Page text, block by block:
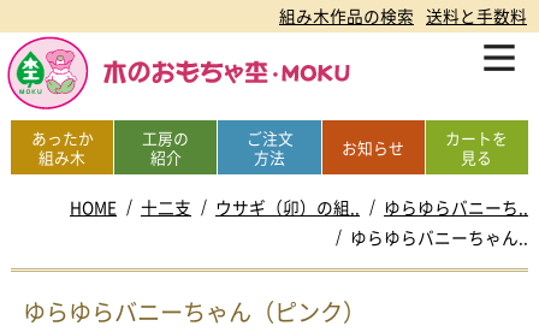
組み木作品の検索 送料と手数料
あったか
組み木
工房の
紹介
ご注文
方法
お知らせ
カートを
見る
HOME 十二支 ウサギ（卯）の組..
ゆらゆらバニーち..
ゆらゆらバニーちゃん..
ゆらゆらバニーちゃん（ピンク）